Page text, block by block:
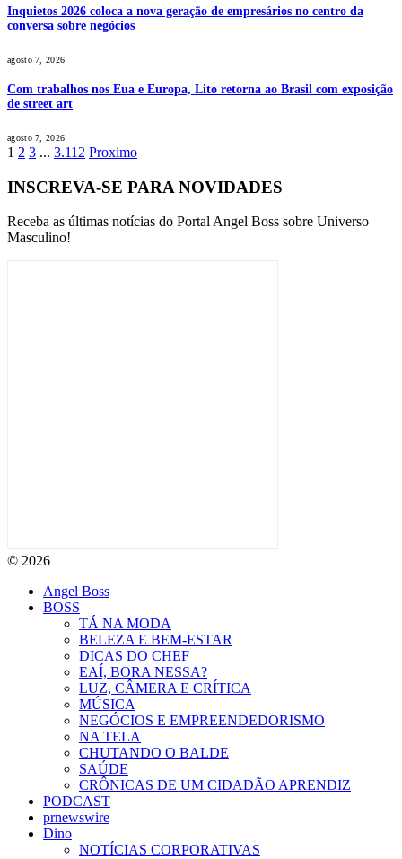
Inquietos 2026 coloca a nova geração de empresários no centro da
conversa sobre negócios
agosto 7, 2026
Com trabalhos nos Eua e Europa, Lito retorna ao Brasil com exposição
de street art
agosto 7, 2026
1 2 3 ... 3.112 Proximo
INSCREVA-SE PARA NOVIDADES
Receba as últimas notícias do Portal Angel Boss sobre Universo
Masculino!
© 2026
Angel Boss
BOSS
TÁ NA MODA
BELEZA E BEM-ESTAR
DICAS DO CHEF
EAÍ, BORA NESSA?
LUZ, CÂMERA E CRÍTICA
MÚSICA
NEGÓCIOS E EMPREENDEDORISMO
NA TELA
CHUTANDO O BALDE
SAÚDE
CRÔNICAS DE UM CIDADÃO APRENDIZ
PODCAST
prnewswire
Dino
NOTÍCIAS CORPORATIVAS